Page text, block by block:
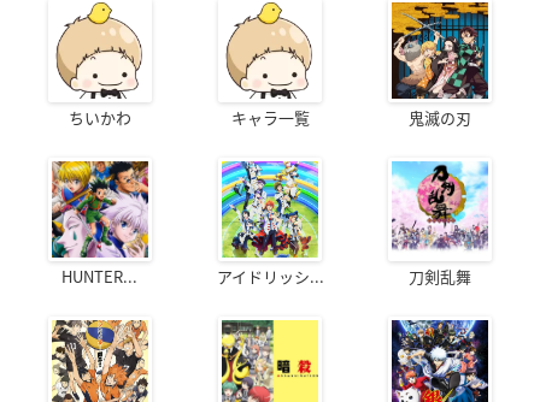
ちいかわ キャラ一覧 鬼滅の刃
HUNTER... アイドリッシ... 刀剣乱舞